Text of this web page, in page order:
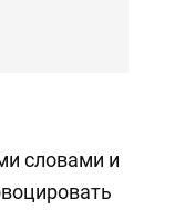
словами и